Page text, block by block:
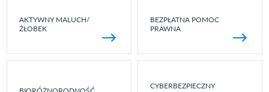
AKTYWNY MALUCH/
ŻŁOBEK
BEZPŁATNA POMOC
PRAWNA
CYBERBEZPIECZNY